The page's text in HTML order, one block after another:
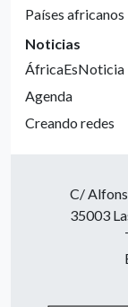
Países africanos
Noticias
ÁfricaEsNoticia
Agenda
Creando redes
C/
35003